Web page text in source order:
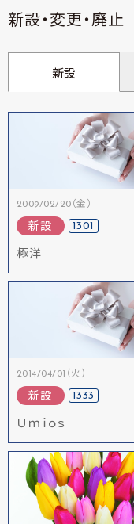
新設・変更・廃止
新設
2009/02/20（金）
新設 1301
極洋
2014/04/01（火）
新設 1333
Ｕｍｉｏｓ